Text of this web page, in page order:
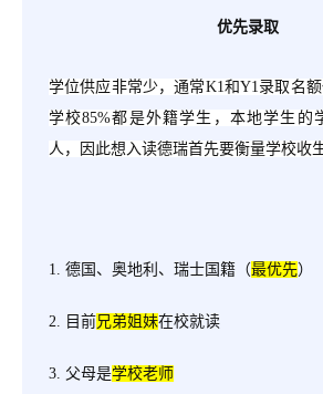
优先录取
学位供应非常少，通常K1和Y1录取名
学校85%都是外籍学生，本地学生的
人，因此想入读德瑞首先要衡量学校收
1. 德国、奥地利、瑞士国籍（最优先）
2. 目前兄弟姐妹在校就读
3. 父母是学校老师